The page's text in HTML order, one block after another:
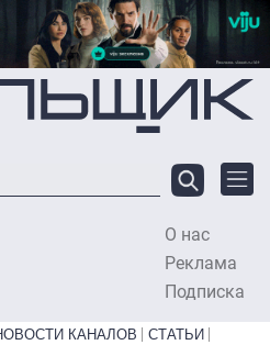
О нас
Реклама
Подписка
КАНАЛОВ
СТАТЬИ